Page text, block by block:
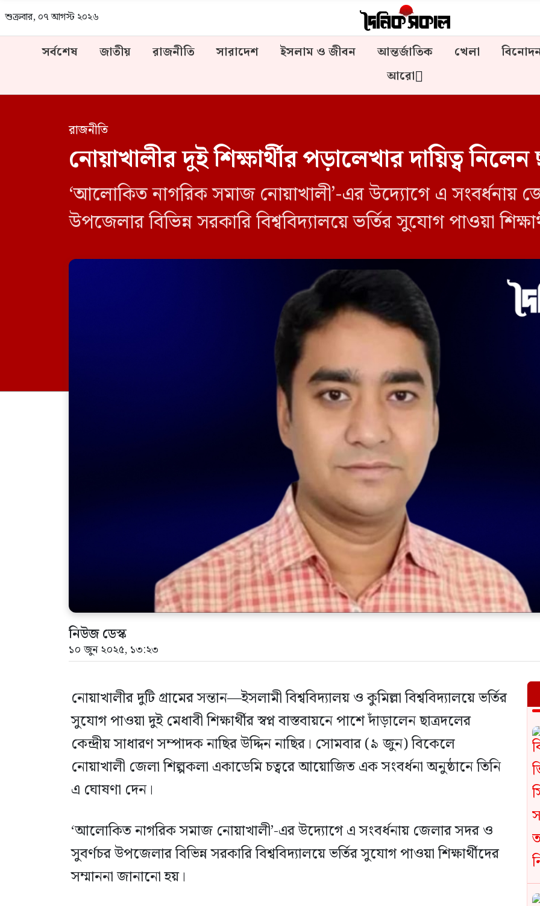
শুক্রবার, ০৭ আগস্ট ২০২৬
সর্বশেষ জাতীয় রাজনীতি সারাদেশ ইসলাম ও জীবন আন্তর্জাতিক খেলা
আরো
রাজনীতি
নোয়াখালীর দুই শিক্ষার্থীর পড়ালেখার দায়িত্ব নিলেন
‘আলোকিত নাগরিক সমাজ নোয়াখালী’-এর উদ্যোগে এ সংবর্ধনায়
উপজেলার বিভিন্ন সরকারি বিশ্ববিদ্যালয়ে ভর্তির সুযোগ পাওয়া
নিউজ ডেস্ক
১০ জুন ২০২৫, ১৩:২৩
নোয়াখালীর দুটি গ্রামের সন্তান—ইসলামী বিশ্ববিদ্যালয় ও কুমিল্লা বিশ্ববিদ্যালয়ে ভর্তির
সুযোগ পাওয়া দুই মেধাবী শিক্ষার্থীর স্বপ্ন বাস্তবায়নে পাশে দাঁড়ালেন ছাত্রদলের
কেন্দ্রীয় সাধারণ সম্পাদক নাছির উদ্দিন নাছির। সোমবার (৯ জুন) বিকেলে
নোয়াখালী জেলা শিল্পকলা একাডেমি চত্বরে আয়োজিত এক সংবর্ধনা অনুষ্ঠানে তিনি
এ ঘোষণা দেন।
‘আলোকিত নাগরিক সমাজ নোয়াখালী’-এর উদ্যোগে এ সংবর্ধনায় জেলার সদর ও
সুবর্ণচর উপজেলার বিভিন্ন সরকারি বিশ্ববিদ্যালয়ে ভর্তির সুযোগ পাওয়া শিক্ষার্থীদের
সম্মাননা জানানো হয়।